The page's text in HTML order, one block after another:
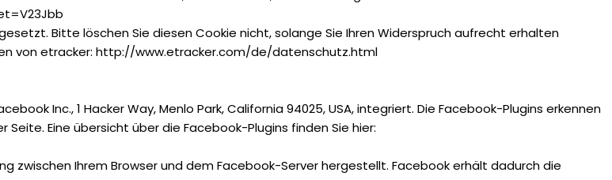
Bitte löschen Sie diesen Cookie nicht, solange Sie Ihren Widerspruch aufrecht erhalten
von etracker: http://www.etracker.com/de/datenschutz.html
Inc., 1 Hacker Way, Menlo Park, California 94025, USA, integriert. Die Facebook-Plugins erkennen
Eine übersicht über die Facebook-Plugins finden Sie hier:
zwischen Ihrem Browser und dem Facebook-Server hergestellt. Facebook erhält dadurch die